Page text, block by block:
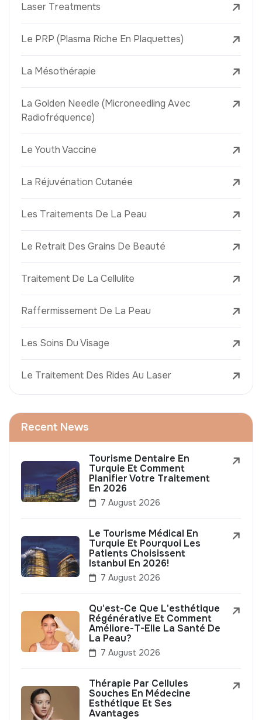
Laser Treatments
Le PRP (Plasma Riche En Plaquettes)
La Mésothérapie
La Golden Needle (Microneedling Avec
Radiofréquence)
Le Youth Vaccine
La Réjuvénation Cutanée
Les Traitements De La Peau
Le Retrait Des Grains De Beauté
Traitement De La Cellulite
Raffermissement De La Peau
Les Soins Du Visage
Le Traitement Des Rides Au Laser
Recent News
Tourisme Dentaire En
Turquie Et Comment
Planifier Votre Traitement
En 2026
7 August 2026
Le Tourisme Médical En
Turquie Et Pourquoi Les
Patients Choisissent
Istanbul En 2026!
7 August 2026
Qu'est-Ce Que L'esthétique
Régénérative Et Comment
Améliore-T-Elle La Santé De
La Peau?
7 August 2026
Thérapie Par Cellules
Souches En Médecine
Esthétique Et Ses
Avantages